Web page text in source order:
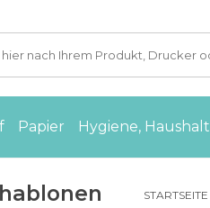
Papier Hygiene, Haushalt
STARTSEITE